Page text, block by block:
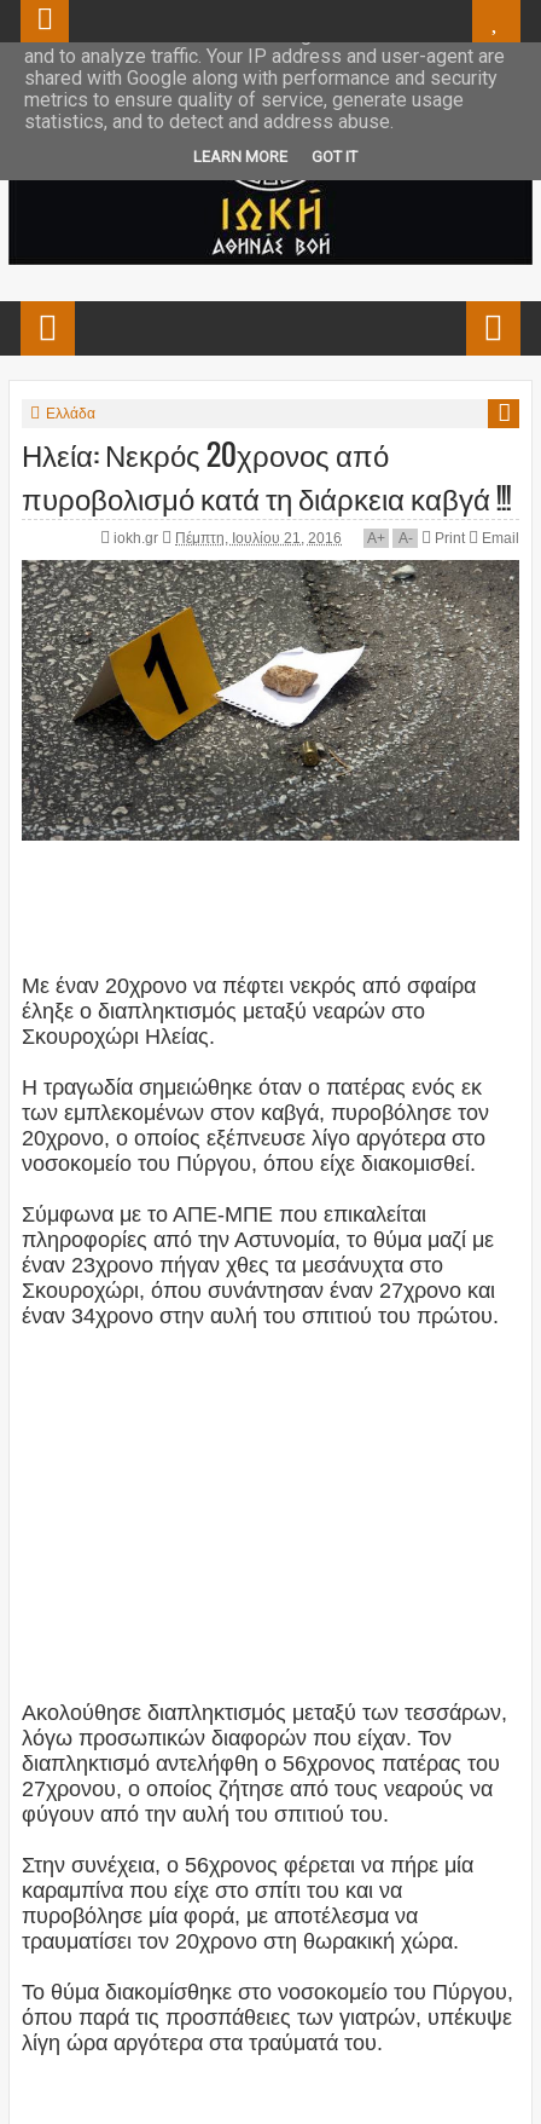
Ελλάδα
Ηλεία: Νεκρός 20χρονος από
πυροβολισμό κατά τη διάρκεια καβγά !!!
iokh.gr Πέμπτη, Ιουλίου 21, 2016 A+ A- Print Email
Με έναν 20χρονο να πέφτει νεκρός από σφαίρα
έληξε ο διαπληκτισμός μεταξύ νεαρών στο
Σκουροχώρι Ηλείας.
Η τραγωδία σημειώθηκε όταν ο πατέρας ενός εκ
των εμπλεκομένων στον καβγά, πυροβόλησε τον
20χρονο, ο οποίος εξέπνευσε λίγο αργότερα στο
νοσοκομείο του Πύργου, όπου είχε διακομισθεί.
Σύμφωνα με το ΑΠΕ-ΜΠΕ που επικαλείται
πληροφορίες από την Αστυνομία, το θύμα μαζί με
έναν 23χρονο πήγαν χθες τα μεσάνυχτα στο
Σκουροχώρι, όπου συνάντησαν έναν 27χρονο και
έναν 34χρονο στην αυλή του σπιτιού του πρώτου.
Ακολούθησε διαπληκτισμός μεταξύ των τεσσάρων,
λόγω προσωπικών διαφορών που είχαν. Τον
διαπληκτισμό αντελήφθη ο 56χρονος πατέρας του
27χρονου, ο οποίος ζήτησε από τους νεαρούς να
φύγουν από την αυλή του σπιτιού του.
Στην συνέχεια, ο 56χρονος φέρεται να πήρε μία
καραμπίνα που είχε στο σπίτι του και να
πυροβόλησε μία φορά, με αποτέλεσμα να
τραυματίσει τον 20χρονο στη θωρακική χώρα.
Το θύμα διακομίσθηκε στο νοσοκομείο του Πύργου,
όπου παρά τις προσπάθειες των γιατρών, υπέκυψε
λίγη ώρα αργότερα στα τραύματά του.
This site uses cookies from Google to deliver its services
and to analyze traffic. Your IP address and user-agent are
shared with Google along with performance and security
metrics to ensure quality of service, generate usage
statistics, and to detect and address abuse.
LEARN MORE GOT IT